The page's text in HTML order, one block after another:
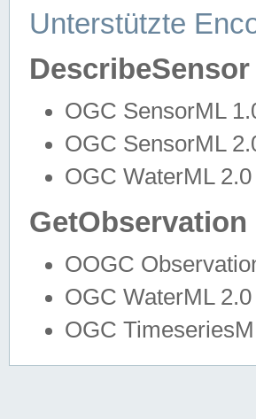
Unterstützte
DescribeSensor
OGC SensorML
OGC SensorML
OGC WaterML
GetObservation
OOGC
OGC WaterML 2.0
OGC